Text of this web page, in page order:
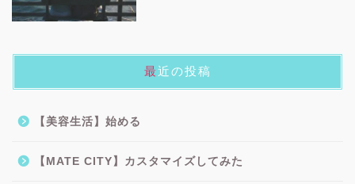
どーする？子どもへのスマホ